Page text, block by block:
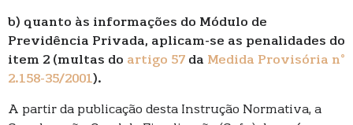
b) quanto às informações do Módulo de
Previdência Privada, aplicam-se as penalidades do
item 2 (multas do artigo 57 da Medida Provisória n°
2.158-35/2001).
A partir da publicação desta Instrução Normativa, a